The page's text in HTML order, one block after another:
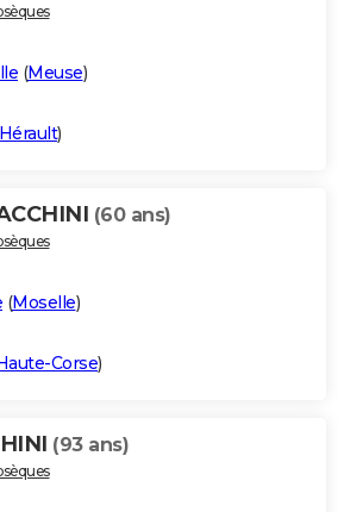
(Meuse)
)
(60 ans)
(Moselle)
Corse)
(93 ans)